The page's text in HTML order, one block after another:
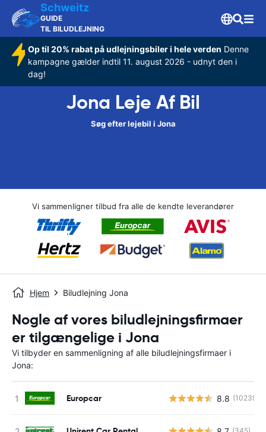
Schweitz
GUIDE
TIL BILUDLEJNING
Op til 20% rabat på udlejningsbiler i hele verden Denne
kampagne gælder indtil 11. august 2026 - udnyt den i
dag!
Jona Leje Af Bil
Søg efter lejebil i Jona
Vi sammenligner tilbud fra alle de kendte leverandører
Hjem Biludlejning Jona
Nogle af vores biludlejningsfirmaer
er tilgængelige i Jona
Vi tilbyder en sammenligning af alle biludlejningsfirmaer i
Jona:
Europcar 8.8 (10239)